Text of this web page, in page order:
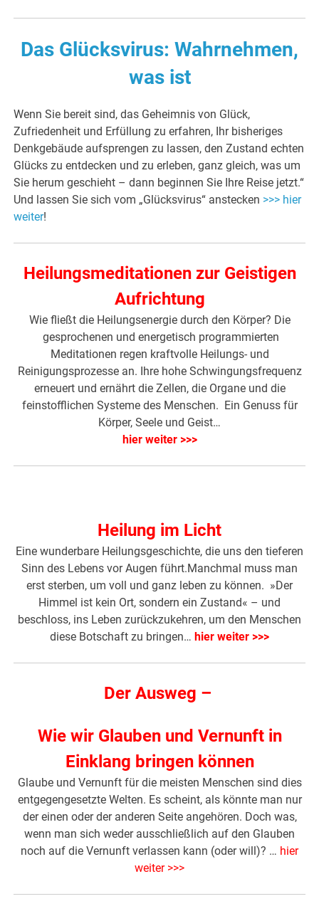
Das Glücksvirus: Wahrnehmen,
was ist
Wenn Sie bereit sind, das Geheimnis von Glück,
Zufriedenheit und Erfüllung zu erfahren, Ihr bisheriges
Denkgebäude aufsprengen zu lassen, den Zustand echten
Glücks zu entdecken und zu erleben, ganz gleich, was um
Sie herum geschieht – dann beginnen Sie Ihre Reise jetzt.“
Und lassen Sie sich vom „Glücksvirus“ anstecken >>> hier
weiter!
Heilungsmeditationen zur Geistigen
Aufrichtung
Wie fließt die Heilungsenergie durch den Körper? Die
gesprochenen und energetisch programmierten
Meditationen regen kraftvolle Heilungs- und
Reinigungsprozesse an. Ihre hohe Schwingungsfrequenz
erneuert und ernährt die Zellen, die Organe und die
feinstofflichen Systeme des Menschen. Ein Genuss für
Körper, Seele und Geist…
hier weiter >>>
Heilung im Licht
Eine wunderbare Heilungsgeschichte, die uns den tieferen
Sinn des Lebens vor Augen führt.Manchmal muss man
erst sterben, um voll und ganz leben zu können. »Der
Himmel ist kein Ort, sondern ein Zustand« – und
beschloss, ins Leben zurückzukehren, um den Menschen
diese Botschaft zu bringen… hier weiter >>>
Der Ausweg –
Wie wir Glauben und Vernunft in
Einklang bringen können
Glaube und Vernunft für die meisten Menschen sind dies
entgegengesetzte Welten. Es scheint, als könnte man nur
der einen oder der anderen Seite angehören. Doch was,
wenn man sich weder ausschließlich auf den Glauben
noch auf die Vernunft verlassen kann (oder will)? … hier
weiter >>>